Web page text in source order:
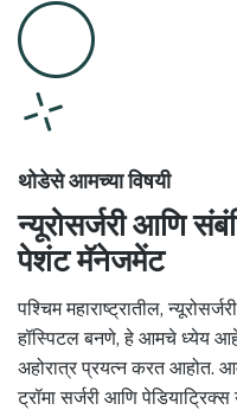
थोडेसे आमच्या विषयी
न्यूरोसर्जरी आणि
पेशंट मॅनेजमेंट
पश्चिम महाराष्ट्रातील,
हॉस्पिटल बनणे, हे आमचे ध्येय आहे
अहोरात्र प्रयत्न करत आहोत.
ट्रॉमा सर्जरी आणि